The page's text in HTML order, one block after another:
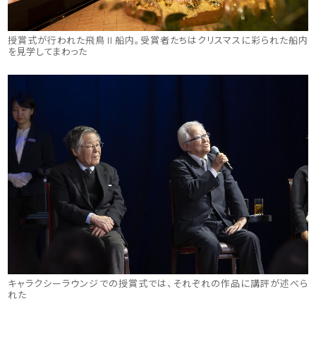
授賞式が行われた飛鳥Ⅱ船内。受賞者たちはクリスマスに彩られた船内
を見学してまわった
キャラクシーラウンジでの授賞式では、それぞれの作品に講評が述べら
れた